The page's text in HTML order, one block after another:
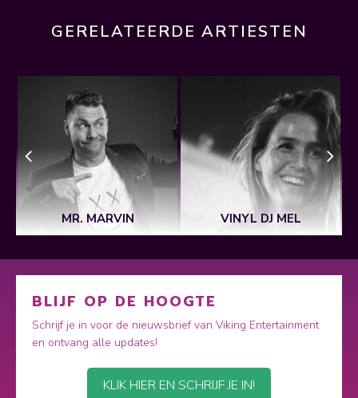
GERELATEERDE ARTIESTEN
MR. MARVIN VINYL DJ MEL
BLIJF OP DE HOOGTE
Schrijf je in voor de nieuwsbrief van Viking Entertainment
en ontvang alle updates!
KLIK HIER EN SCHRIJF JE IN!